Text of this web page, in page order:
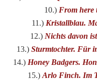
10.) From here
11.) Kristallblau.
12.) Nichts davon
13.) Sturmtochter. Für
14.) Honey Badgers.
15.) Arlo Finch. Im